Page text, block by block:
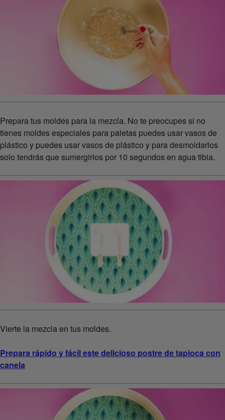
Prepara tus moldes para la mezcla. No te preocupes si no
tienes moldes especiales para paletas puedes usar vasos de
plástico y puedes usar vasos de plástico y para desmoldarlos
solo tendrás que sumergirlos por 10 segundos en agua tibia.
Vierte la mezcla en tus moldes.
Prepara rápido y fácil este delicioso postre de tapioca con
canela